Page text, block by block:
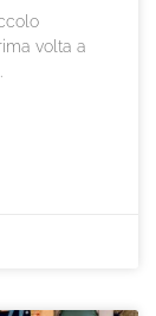
volta a